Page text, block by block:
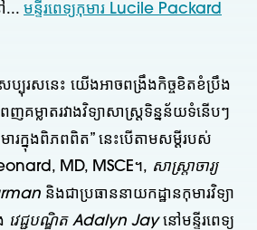
... មន្ទីរពេទ្យកុមារ Lucile Packard
រសនេះ យើងអាចពង្រឹងកិច្ចខិតខំប្រឹង
គម្លាតរវាងវិទ្យាសាស្ត្រទិន្នន័យទំនើបៗ
ារក្នុងពិភពពិត” នេះបើតាមសម្ដីរបស់
MD, MSCE។, សាស្ត្រាចារ្យ
និងជាប្រធាននាយកដ្ឋានកុមារវិទ្យា
វេជ្ជបណ្ឌិត Adalyn Jayនៅមន្ទីរពេទ្យ